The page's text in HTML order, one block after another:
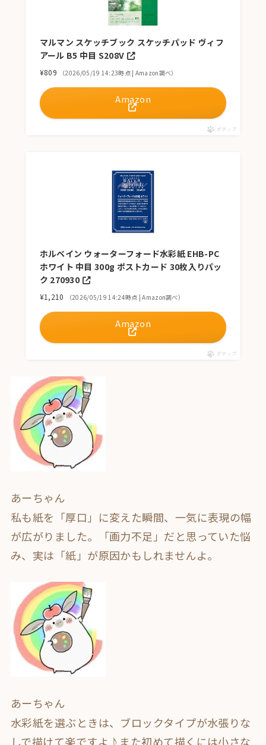
マルマン スケッチブック スケッチパッド ヴィフ
アール B5 中目 S208V
¥809 （2026/05/19 14:23時点 | Amazon調べ）
Amazon
ポチップ
ホルベイン ウォーターフォード水彩紙 EHB-PC
ホワイト 中目 300g ポストカード 30枚入りパッ
ク 270930
¥1,210 （2026/05/19 14:24時点 | Amazon調べ）
Amazon
ポチップ
あーちゃん
私も紙を「厚口」に変えた瞬間、一気に表現の幅
が広がりました。「画力不足」だと思っていた悩
み、実は「紙」が原因かもしれませんよ。
あーちゃん
水彩紙を選ぶときは、ブロックタイプが水張りな
しで描けて楽ですよ♪また初めて描くには小さな